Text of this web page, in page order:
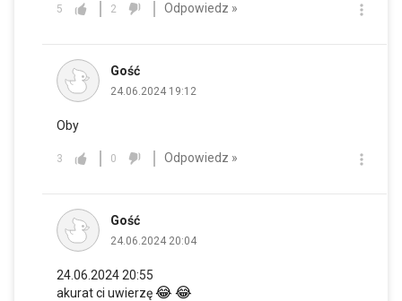
5 2 Odpowiedz »
Gość
24.06.2024 19:12
Oby
3 0 Odpowiedz »
Gość
24.06.2024 20:04
24.06.2024 20:55
akurat ci uwierzę😂 😂